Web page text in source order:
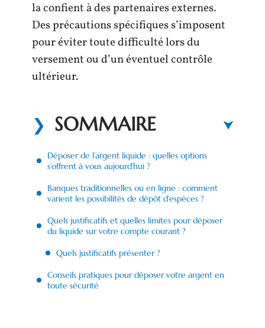
la confient à des partenaires externes.
Des précautions spécifiques s’imposent
pour éviter toute difficulté lors du
versement ou d’un éventuel contrôle
ultérieur.
SOMMAIRE
Déposer de l’argent liquide : quelles options
s’offrent à vous aujourd’hui ?
Banques traditionnelles ou en ligne : comment
varient les possibilités de dépôt d’espèces ?
Quels justificatifs et quelles limites pour déposer
du liquide sur votre compte courant ?
Quels justificatifs présenter ?
Conseils pratiques pour déposer votre argent en
toute sécurité